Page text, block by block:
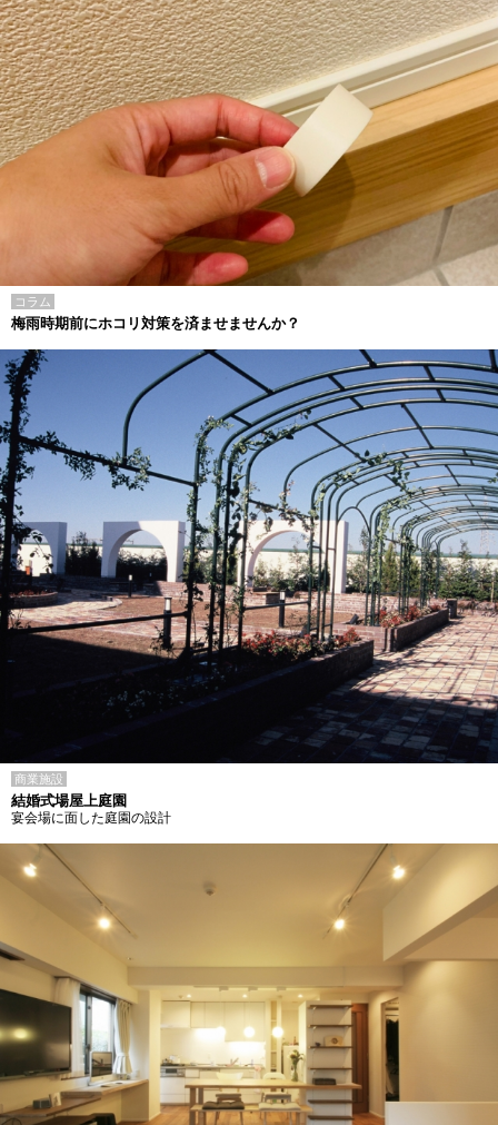
コラム
梅雨時期前にホコリ対策を済ませませんか？
商業施設
結婚式場屋上庭園
宴会場に面した庭園の設計